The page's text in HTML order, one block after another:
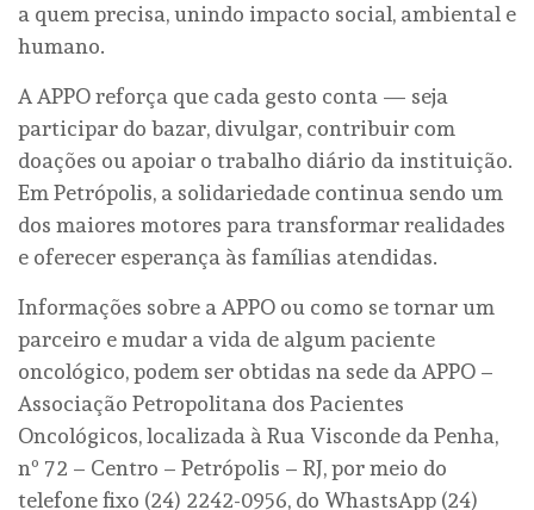
a quem precisa, unindo impacto social, ambiental e
humano.
A APPO reforça que cada gesto conta — seja
participar do bazar, divulgar, contribuir com
doações ou apoiar o trabalho diário da instituição.
Em Petrópolis, a solidariedade continua sendo um
dos maiores motores para transformar realidades
e oferecer esperança às famílias atendidas.
Informações sobre a APPO ou como se tornar um
parceiro e mudar a vida de algum paciente
oncológico, podem ser obtidas na sede da APPO –
Associação Petropolitana dos Pacientes
Oncológicos, localizada à Rua Visconde da Penha,
nº 72 – Centro – Petrópolis – RJ, por meio do
telefone fixo (24) 2242-0956, do WhastsApp (24)